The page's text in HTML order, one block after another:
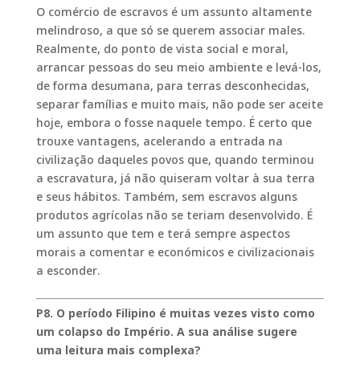
O comércio de escravos é um assunto altamente
melindroso, a que só se querem associar males.
Realmente, do ponto de vista social e moral,
arrancar pessoas do seu meio ambiente e levá-los,
de forma desumana, para terras desconhecidas,
separar famílias e muito mais, não pode ser aceite
hoje, embora o fosse naquele tempo. É certo que
trouxe vantagens, acelerando a entrada na
civilização daqueles povos que, quando terminou
a escravatura, já não quiseram voltar à sua terra
e seus hábitos. Também, sem escravos alguns
produtos agrícolas não se teriam desenvolvido. É
um assunto que tem e terá sempre aspectos
morais a comentar e económicos e civilizacionais
a esconder.
P8. O período Filipino é muitas vezes visto como
um colapso do Império. A sua análise sugere
uma leitura mais complexa?